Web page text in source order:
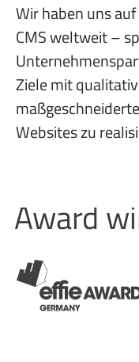
Wir haben uns
CMS weltweit –
Ziele mit
Websites zu
Award